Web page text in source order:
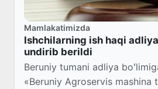
Mamlakatimizda
Ishchilarning ish haqi
undirib berildi
Beruniy tumani adliya
«Beruniy Agroservis mashina